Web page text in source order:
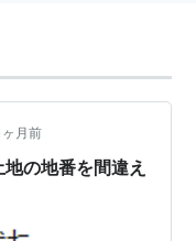
ヶ月前
地の地番を間違え